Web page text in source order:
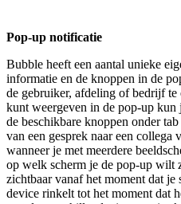
Pop-up notificatie
Bubble heeft een aantal unieke
informatie en de knoppen in de
de gebruiker, afdeling of bedrijf
kunt weergeven in de pop-up kun
de beschikbare knoppen onder tab
van een gesprek naar een collega
wanneer je met meerdere
op welk scherm je de pop-up wilt
zichtbaar vanaf het moment dat je
device rinkelt tot het moment dat